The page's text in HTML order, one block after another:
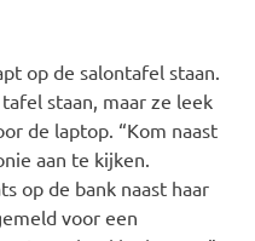
op de salontafel staan.
staan, maar ze leek
de laptop. “Kom naast
aan te kijken.
op de bank naast haar
voor een